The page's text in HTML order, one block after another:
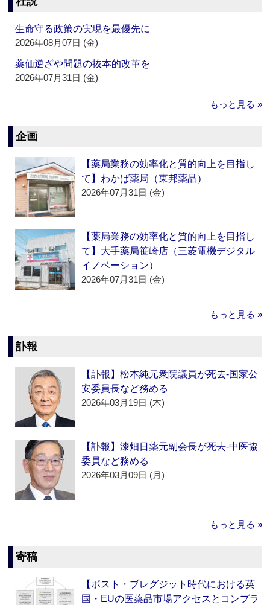
生命守る政策の実現を最優先に
2026年08月07日 (金)
薬価逆ざや問題の抜本的改革を
2026年07月31日 (金)
もっと見る »
企画
【薬局業務の効率化と質的向上を目指し
て】わかば薬局（東邦薬品）
2026年07月31日 (金)
【薬局業務の効率化と質的向上を目指し
て】大手薬局笹崎店（三菱電機デジタル
イノベーション）
2026年07月31日 (金)
もっと見る »
訃報
【訃報】松本純元衆院議員が死去‐国家公
安委員長など務める
2026年03月19日 (木)
【訃報】漆畑日薬元副会長が死去‐中医協
委員など務める
2026年03月09日 (月)
もっと見る »
寄稿
【ポスト・ブレグジット時代における英
国・EUの医薬品市場アクセスとコンプラ